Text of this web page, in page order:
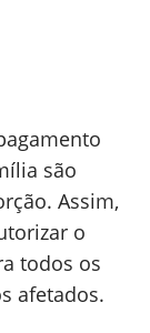
são
Assim,
o
todos os
afetados.